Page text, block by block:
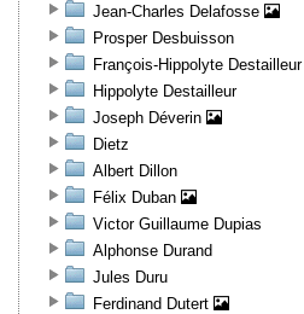
Jean-Charles Delafosse
Prosper Desbuisson
François-Hippolyte Destailleur
Hippolyte Destailleur
Joseph Déverin
Dietz
Albert Dillon
Félix Duban
Victor Guillaume Dupias
Alphonse Durand
Jules Duru
Ferdinand Dutert